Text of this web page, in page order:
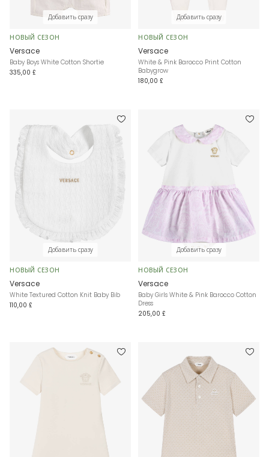
Добавить сразу
НОВЫЙ СЕЗОН
Versace
Baby Boys White Cotton Shortie
335,00 £
Добавить сразу
НОВЫЙ СЕЗОН
Versace
White & Pink Barocco Print Cotton
Babygrow
180,00 £
Добавить сразу
НОВЫЙ СЕЗОН
Versace
White Textured Cotton Knit Baby Bib
110,00 £
Добавить сразу
НОВЫЙ СЕЗОН
Versace
Baby Girls White & Pink Barocco Cotton
Dress
205,00 £